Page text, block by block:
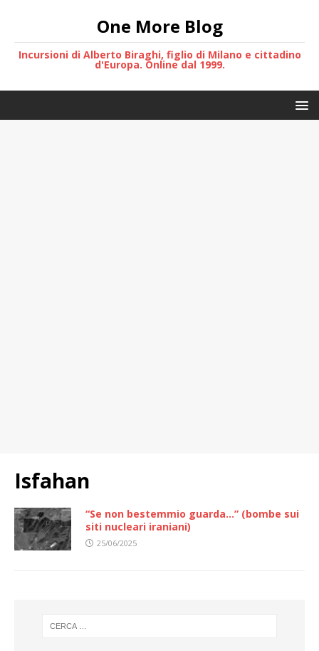
One More Blog
Incursioni di Alberto Biraghi, figlio di Milano e cittadino
d'Europa. Online dal 1999.
Isfahan
“Se non bestemmio guarda…” (bombe sui
siti nucleari iraniani)
25/06/2025